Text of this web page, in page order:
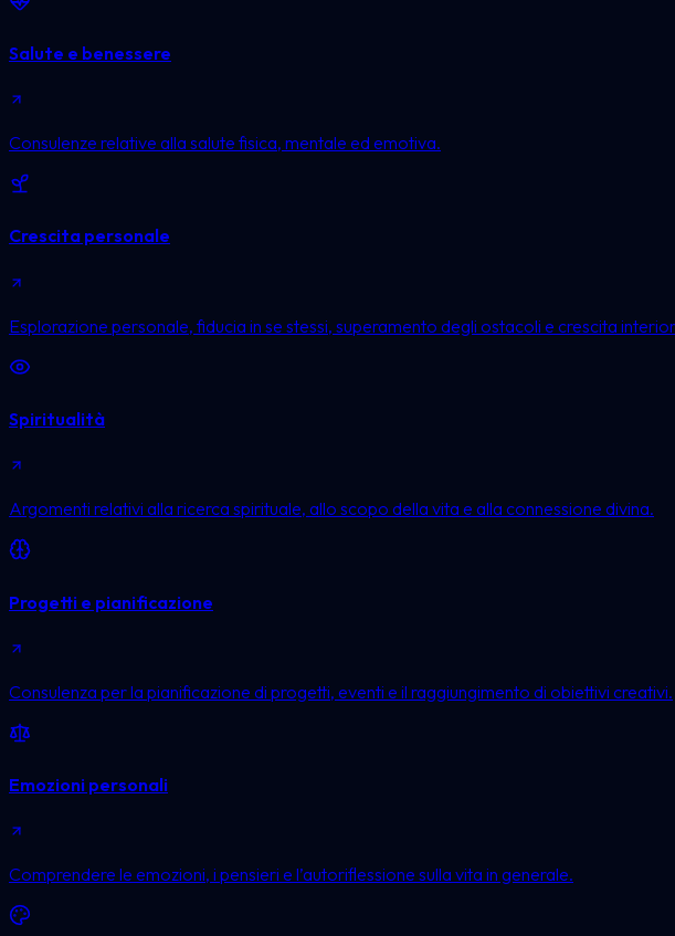
Salute e benessere
Consulenze relative alla salute fisica, mentale ed emotiva.
Crescita personale
Esplorazione personale, fiducia in se stessi, superamento degli ostacoli e crescita
Spiritualità
Argomenti relativi alla ricerca spirituale, allo scopo della vita e alla connessione divina.
Progetti e pianificazione
Consulenza per la pianificazione di progetti, eventi e il raggiungimento di obiettivi creativi.
Emozioni personali
Comprendere le emozioni, i pensieri e l’autoriflessione sulla vita in generale.